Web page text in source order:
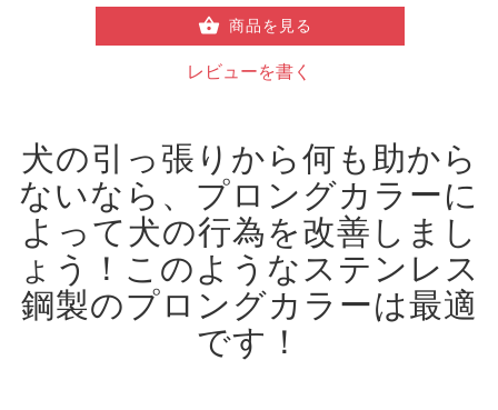
商品を見る
レビューを書く
犬の引っ張りから何も助から
ないなら、プロングカラーに
よって犬の行為を改善しまし
ょう！ このようなステンレス
鋼製のプロングカラーは最適
です！